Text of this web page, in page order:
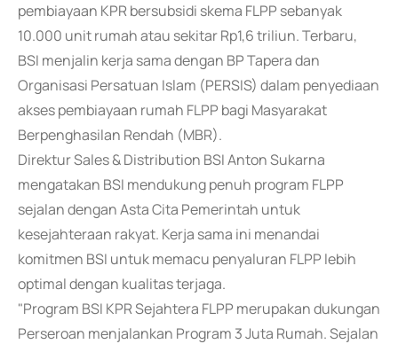
pembiayaan KPR bersubsidi skema FLPP sebanyak
10.000 unit rumah atau sekitar Rp1,6 triliun. Terbaru,
BSI menjalin kerja sama dengan BP Tapera dan
Organisasi Persatuan Islam (PERSIS) dalam penyediaan
akses pembiayaan rumah FLPP bagi Masyarakat
Berpenghasilan Rendah (MBR).
Direktur Sales & Distribution BSI Anton Sukarna
mengatakan BSI mendukung penuh program FLPP
sejalan dengan Asta Cita Pemerintah untuk
kesejahteraan rakyat. Kerja sama ini menandai
komitmen BSI untuk memacu penyaluran FLPP lebih
optimal dengan kualitas terjaga.
"Program BSI KPR Sejahtera FLPP merupakan dukungan
Perseroan menjalankan Program 3 Juta Rumah. Sejalan